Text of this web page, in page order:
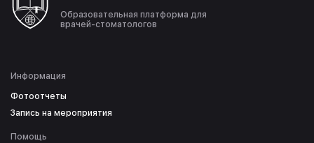
Образовательная платформа для
врачей-стоматологов
Информация
Фотоотчеты
Запись на мероприятия
Помощь